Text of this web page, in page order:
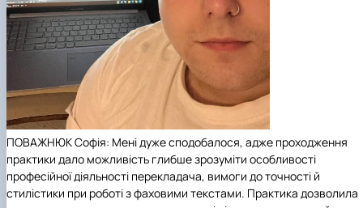
ПОВАЖНЮК Софія: Мені дуже сподобалося, адже проходження
практики дало можливість глибше зрозуміти особливості
професійної діяльності перекладача, вимоги до точності й
стилістики при роботі з фаховими текстами. Практика дозволила